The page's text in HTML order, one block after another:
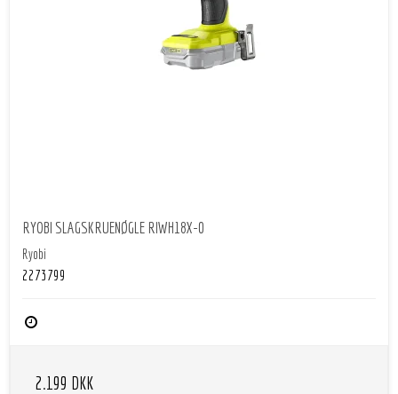
RYOBI SLAGSKRUENØGLE RIWH18X-0
Ryobi
2273799
2.199 DKK